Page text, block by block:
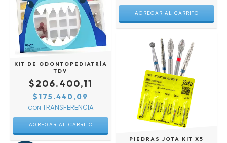
KIT DE ODONTOPEDIATRÍA
TDV
$206.400,11
$175.440,09
CON
PIEDRAS JOTA KIT X5